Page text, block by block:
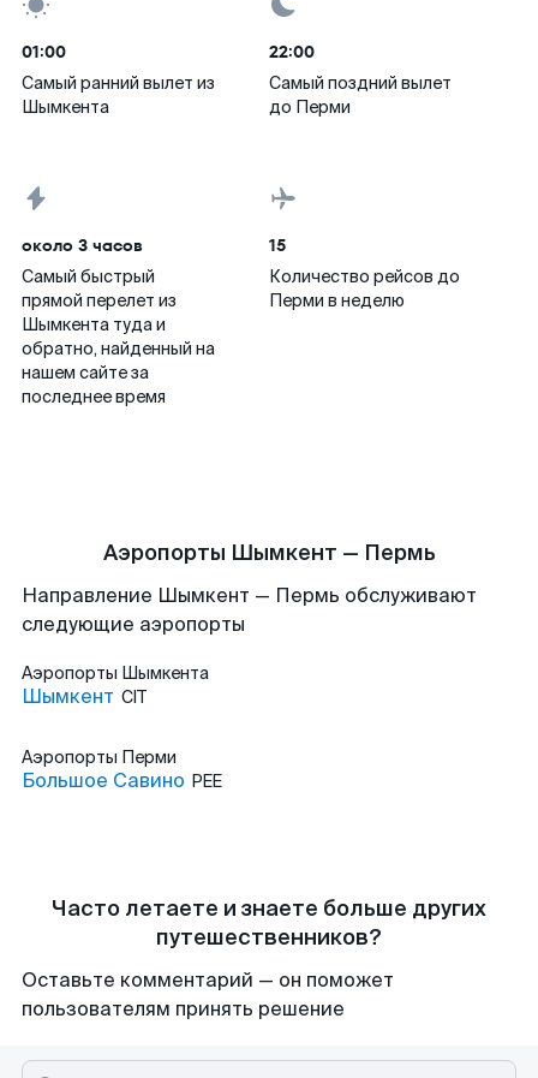
01:00
Самый ранний вылет из
Шымкента
22:00
Самый поздний вылет
до Перми
около 3 часов
Самый быстрый
прямой перелет из
Шымкента туда и
обратно, найденный на
нашем сайте за
последнее время
15
Количество рейсов до
Перми в неделю
Аэропорты Шымкент — Пермь
Направление Шымкент — Пермь обслуживают
следующие аэропорты
Аэропорты Шымкента
Шымкент CIT
Аэропорты Перми
Большое Савино PEE
Часто летаете и знаете больше других
путешественников?
Оставьте комментарий — он поможет
пользователям принять решение